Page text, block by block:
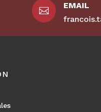

EMAIL